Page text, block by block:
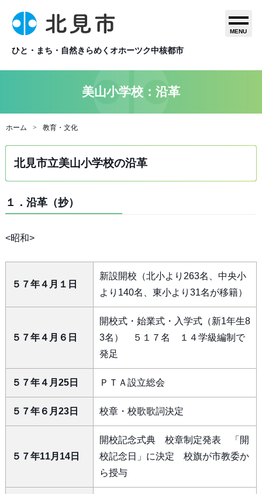
ひと・まち・自然きらめくオホーツク中核都市
MENU
美山小学校：沿革
ホーム 教育・文化
北見市立美山小学校の沿革
１．沿革（抄）
<昭和>
５７年４月１日
新設開校（北小より263名、中央小
より140名、東小より31名が移籍）
５７年４月６日
開校式・始業式・入学式（新1年生8
3名） ５１７名 １４学級編制で
発足
５７年４月25日 ＰＴＡ設立総会
５７年６月23日 校章・校歌歌詞決定
５７年11月14日
開校記念式典 校章制定発表 「開
校記念日」に決定 校旗が市教委か
ら授与